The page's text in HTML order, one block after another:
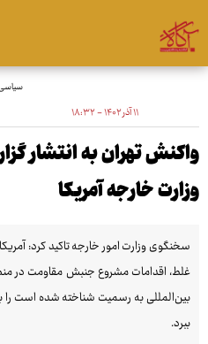
۱۱ آذر ۱۴۰۲ - ۱۸:۳۲
واکنش تهران به انتشار
وزارت خارجه آمریکا
سخنگوی وزارت امور خارجه تاکید کرد:
غلط، اقدامات مشروع جنبش مقاومت در
بین‌المللی به رسمیت شناخته شده است را
ببرد.